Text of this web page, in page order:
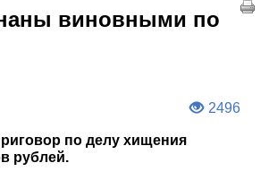
виновными по
2496
по делу хищения
рублей.